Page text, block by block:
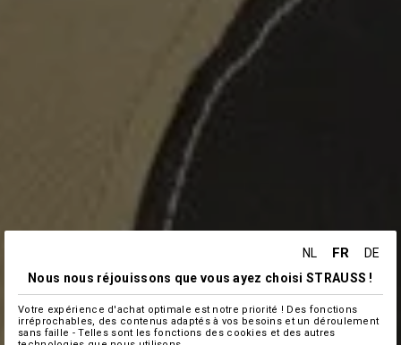
NL FR
DE
Nous nous réjouissons que vous ayez choisi STRAUSS !
Votre expérience d'achat optimale est notre priorité ! Des fonctions
irréprochables, des contenus adaptés à vos besoins et un déroulement
sans faille - Telles sont les fonctions des cookies et des autres